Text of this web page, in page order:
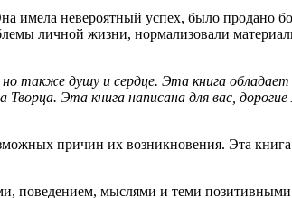
имела невероятный успех, было продано
личной жизни, нормализовали
также душу и сердце. Эта книга
Эта книга написана для вас,
причин их возникновения. Эта
поведением, мыслями и теми